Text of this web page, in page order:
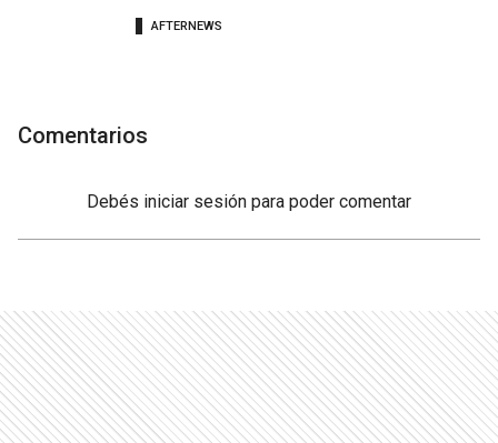
AFTERNEWS
Comentarios
Debés iniciar sesión para poder comentar